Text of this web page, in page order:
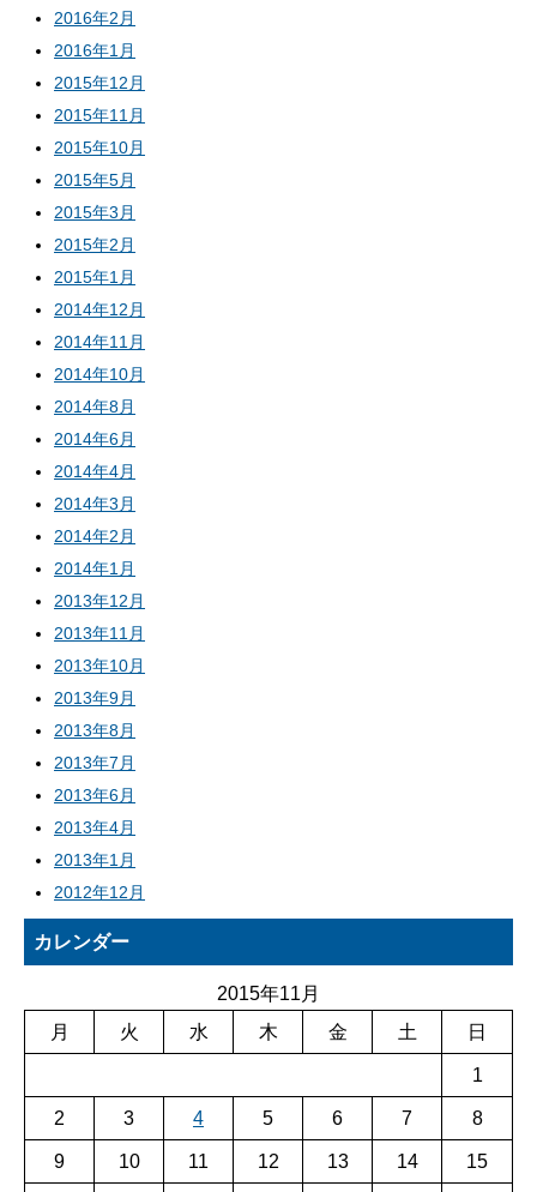
2016年2月
2016年1月
2015年12月
2015年11月
2015年10月
2015年5月
2015年3月
2015年2月
2015年1月
2014年12月
2014年11月
2014年10月
2014年8月
2014年6月
2014年4月
2014年3月
2014年2月
2014年1月
2013年12月
2013年11月
2013年10月
2013年9月
2013年8月
2013年7月
2013年6月
2013年4月
2013年1月
2012年12月
カレンダー
2015年11月
月
火 水 木 金 土 日
1
2 3 4 5 6 7 8
9 10 11 12 13 14 15